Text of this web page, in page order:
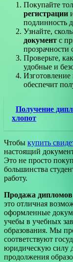
Покупайте
регистрации
подлинность
Узнайте,
документ с
прозрачности
Проверьте,
удобные и
обеспечит
Получение
хлопот
Чтобы купить
настоящий
Это не просто
большинства
работу.
Продажа
это отличная
оформленные
учебы в учебных
образования. Мы
соответствуют
юридическую силу
продолжения